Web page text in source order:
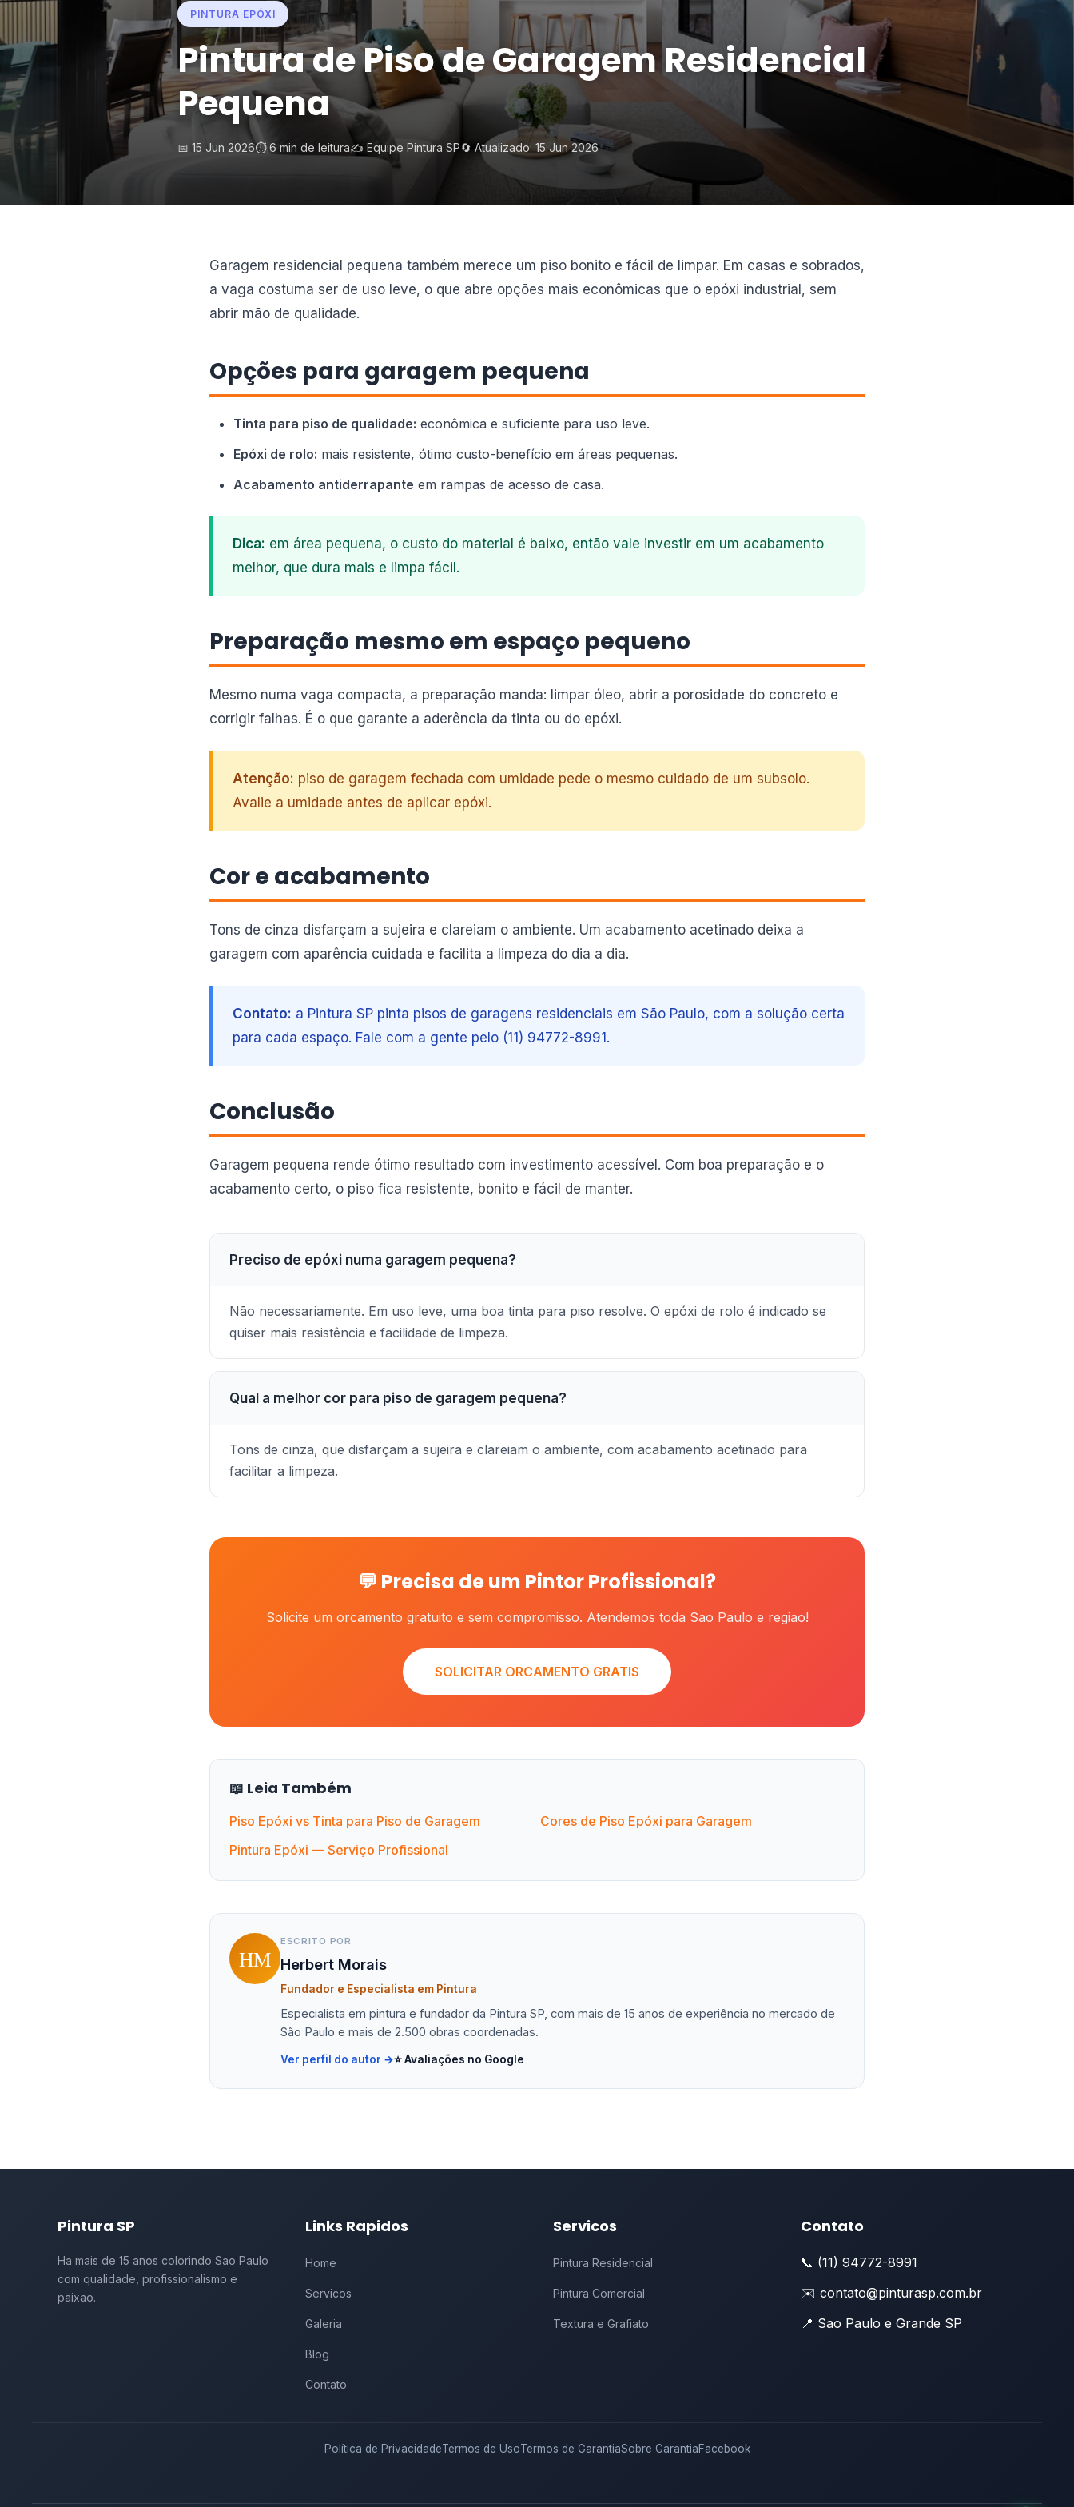
PINTURA EPÓXI
Pintura de Piso de Garagem Residencial
Pequena
📅 15 Jun 2026⏱️ 6 min de leitura✍️ Equipe Pintura SP🔄 Atualizado: 15 Jun 2026
Garagem residencial pequena também merece um piso bonito e fácil de limpar. Em casas e sobrados,
a vaga costuma ser de uso leve, o que abre opções mais econômicas que o epóxi industrial, sem
abrir mão de qualidade.
Opções para garagem pequena
Tinta para piso de qualidade: econômica e suficiente para uso leve.
Epóxi de rolo: mais resistente, ótimo custo-benefício em áreas pequenas.
Acabamento antiderrapante em rampas de acesso de casa.
Dica: em área pequena, o custo do material é baixo, então vale investir em um acabamento
melhor, que dura mais e limpa fácil.
Preparação mesmo em espaço pequeno
Mesmo numa vaga compacta, a preparação manda: limpar óleo, abrir a porosidade do concreto e
corrigir falhas. É o que garante a aderência da tinta ou do epóxi.
Atenção: piso de garagem fechada com umidade pede o mesmo cuidado de um subsolo.
Avalie a umidade antes de aplicar epóxi.
Cor e acabamento
Tons de cinza disfarçam a sujeira e clareiam o ambiente. Um acabamento acetinado deixa a
garagem com aparência cuidada e facilita a limpeza do dia a dia.
Contato: a Pintura SP pinta pisos de garagens residenciais em São Paulo, com a solução certa
para cada espaço. Fale com a gente pelo (11) 94772-8991.
Conclusão
Garagem pequena rende ótimo resultado com investimento acessível. Com boa preparação e o
acabamento certo, o piso fica resistente, bonito e fácil de manter.
Preciso de epóxi numa garagem pequena?
Não necessariamente. Em uso leve, uma boa tinta para piso resolve. O epóxi de rolo é indicado se
quiser mais resistência e facilidade de limpeza.
Qual a melhor cor para piso de garagem pequena?
Tons de cinza, que disfarçam a sujeira e clareiam o ambiente, com acabamento acetinado para
facilitar a limpeza.
💬 Precisa de um Pintor Profissional?
Solicite um orcamento gratuito e sem compromisso. Atendemos toda Sao Paulo e regiao!
SOLICITAR ORCAMENTO GRATIS
📖 Leia Também
Piso Epóxi vs Tinta para Piso de Garagem
Cores de Piso Epóxi para Garagem
Pintura Epóxi — Serviço Profissional
HM
ESCRITO POR
Herbert Morais
Fundador e Especialista em Pintura
Especialista em pintura e fundador da Pintura SP, com mais de 15 anos de experiência no mercado de
São Paulo e mais de 2.500 obras coordenadas.
Ver perfil do autor →⭐ Avaliações no Google
Pintura SP
Ha mais de 15 anos colorindo Sao Paulo
com qualidade, profissionalismo e
paixao.
Links Rapidos
Home
Servicos
Galeria
Blog
Contato
Servicos
Pintura Residencial
Pintura Comercial
Textura e Grafiato
Contato
📞 (11) 94772-8991
✉️ contato@pinturasp.com.br
📍 Sao Paulo e Grande SP
Política de PrivacidadeTermos de UsoTermos de GarantiaSobre GarantiaFacebook